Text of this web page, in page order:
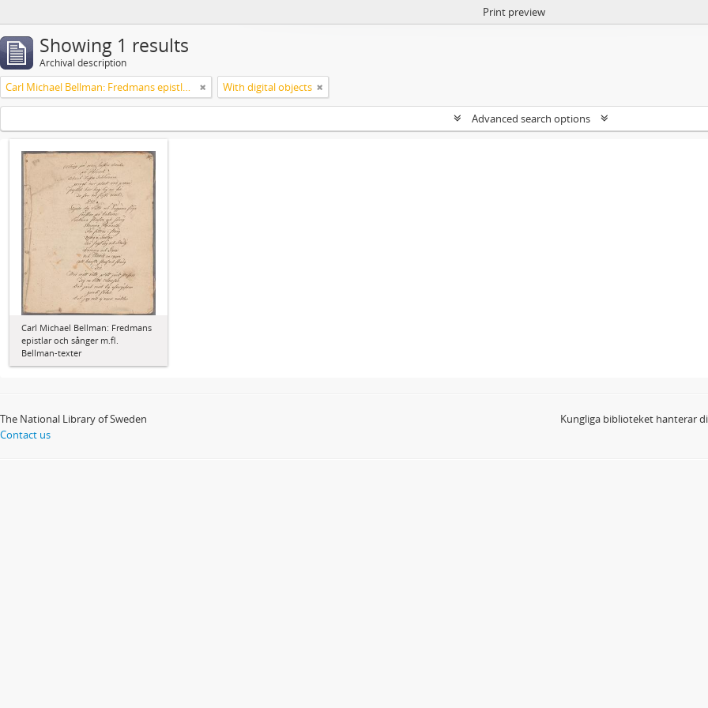
Print preview
Showing 1 results
Archival description
Carl Michael Bellman: Fredmans epistlar och sånger m.fl. Bellman-texter With digital objects
Advanced search options
Carl Michael Bellman: Fredmans
epistlar och sånger m.fl.
Bellman-texter
The National Library of Sweden
Contact us
Kungliga biblioteket hanterar